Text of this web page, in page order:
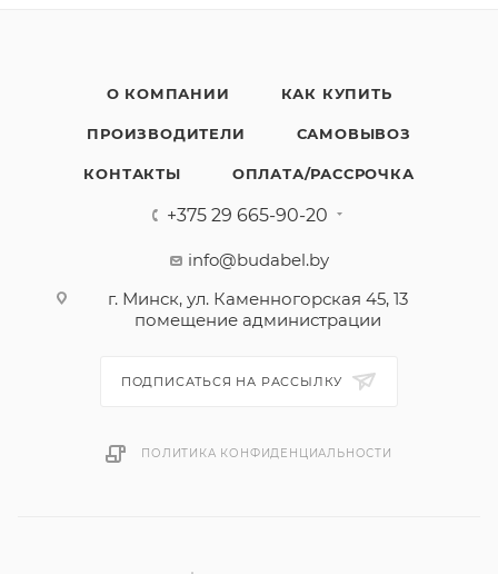
О КОМПАНИИ КАК КУПИТЬ
ПРОИЗВОДИТЕЛИ САМОВЫВОЗ
КОНТАКТЫ ОПЛАТА/РАССРОЧКА
+375 29 665-90-20
info@budabel.by
г. Минск, ул. Каменногорская 45, 13
помещение администрации
ПОДПИСАТЬСЯ НА РАССЫЛКУ
ПОЛИТИКА КОНФИДЕНЦИАЛЬНОСТИ